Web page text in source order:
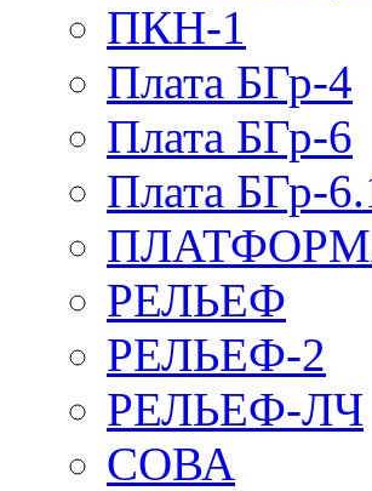
ПКН-1
Плата БГр-4
Плата БГр-6
Плата БГр-
РЕЛЬЕФ
РЕЛЬЕФ-2
РЕЛЬЕФ-ЛЧ
СОВА